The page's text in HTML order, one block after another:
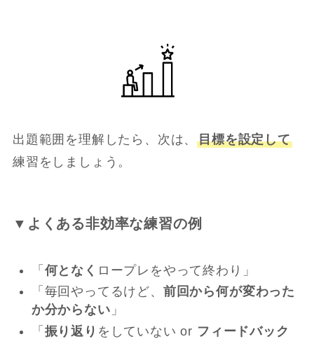
出題範囲を理解したら、次は、目標を設定して
練習をしましょう。
▼よくある非効率な練習の例
「 何となく ロープレをやって終わり」
「毎回やってるけど、 前回から何が変わった
か分からない 」
「 振り返り をしていない or フィードバック